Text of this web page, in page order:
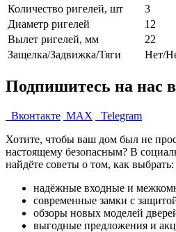
Количество ригелей, шт
3
Диаметр ригелей
12
Вылет ригелей, мм
22
Защелка/Задвижка/Тяги
Нет/
Подпишитесь на нас в
Вконтакте MAX
Telegram
Хотите, чтобы ваш дом был не
настоящему безопасным? В
найдёте советы о том, как выбрать:
надёжные входные и
современные замки с
обзоры новых моделей
выгодные предложения и